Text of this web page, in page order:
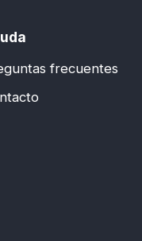
frecuentes